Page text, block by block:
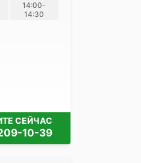
14:00-
14:30
СЕЙЧАС
10-39